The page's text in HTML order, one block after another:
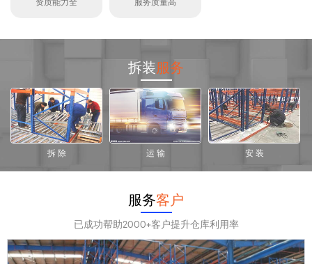
拆装服务
拆 除 运 输 安 装
服务客户
已成功帮助2000+客户提升仓库利用率